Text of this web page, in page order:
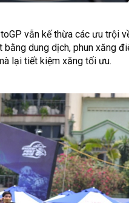
vẫn kế thừa các ưu trội
dung dịch, phun xăng
lại tiết kiệm xăng tối ưu.